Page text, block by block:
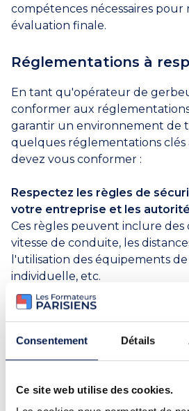
Consentement Détails
Ce site web utilise des cookies.
compétences nécessaires pour
évaluation finale.
Réglementations à
En tant qu'opérateur de
conformer aux
garantir un environnement de
quelques réglementations clés
devez vous conformer :
Respectez les règles de
votre entreprise et les
Ces règles peuvent inclure des
vitesse de conduite, les
l'utilisation des équipements
individuelle, etc.
Effectuez régulièrement des
routine sur le gerbeur,
les feux, les avertisseurs
sécurité sont en bon état de